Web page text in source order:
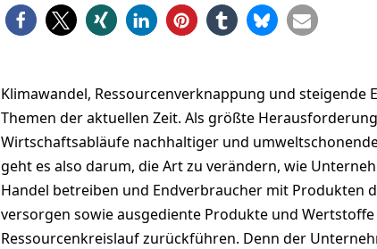
Klimawandel, Ressourcenverknappung und steigende
Themen der aktuellen Zeit. Als größte
Wirtschaftsabläufe nachhaltiger und
geht es also darum, die Art zu verändern, wie
Handel betreiben und Endverbraucher mit Produkten
versorgen sowie ausgediente Produkte und
Ressourcenkreislauf zurückführen. Denn der